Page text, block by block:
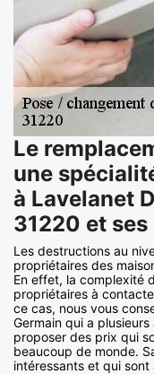
Le
une
à Lavelanet
31220 et
Les destructions au
propriétaires des
En effet, la complexité
propriétaires à
ce cas, nous vous
Germain qui a
proposer des prix qui
beaucoup de monde.
intéressants et qui